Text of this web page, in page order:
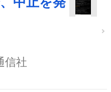
信社